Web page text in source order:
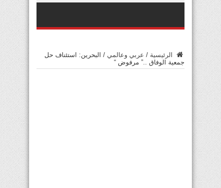
الرئيسية / عربي وعالمي / البحرين: استئناف حل
جمعية الوفاق ..” مرفوض “